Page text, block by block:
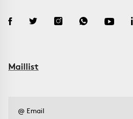
Maillist